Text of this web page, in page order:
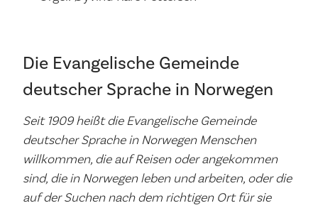
Die Evangelische Gemeinde
deutscher Sprache in Norwegen
Seit 1909 heißt die Evangelische Gemeinde
deutscher Sprache in Norwegen Menschen
willkommen, die auf Reisen oder angekommen
sind, die in Norwegen leben und arbeiten, oder die
auf der Suchen nach dem richtigen Ort für sie